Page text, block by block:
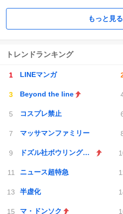
もっと見る
トレンドランキング
LINEマンガ
Beyond the line
コスプレ禁止
マッサマンファミリー
ドズル社ボウリングエンドラ討伐
ニュース超特急
半虚化
マ・ドンソク